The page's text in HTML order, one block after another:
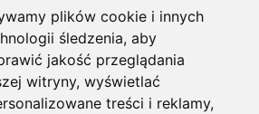
plików cookie i innych
śledzenia, aby
jakość przeglądania
witryny, wyświetlać
treści i reklamy,